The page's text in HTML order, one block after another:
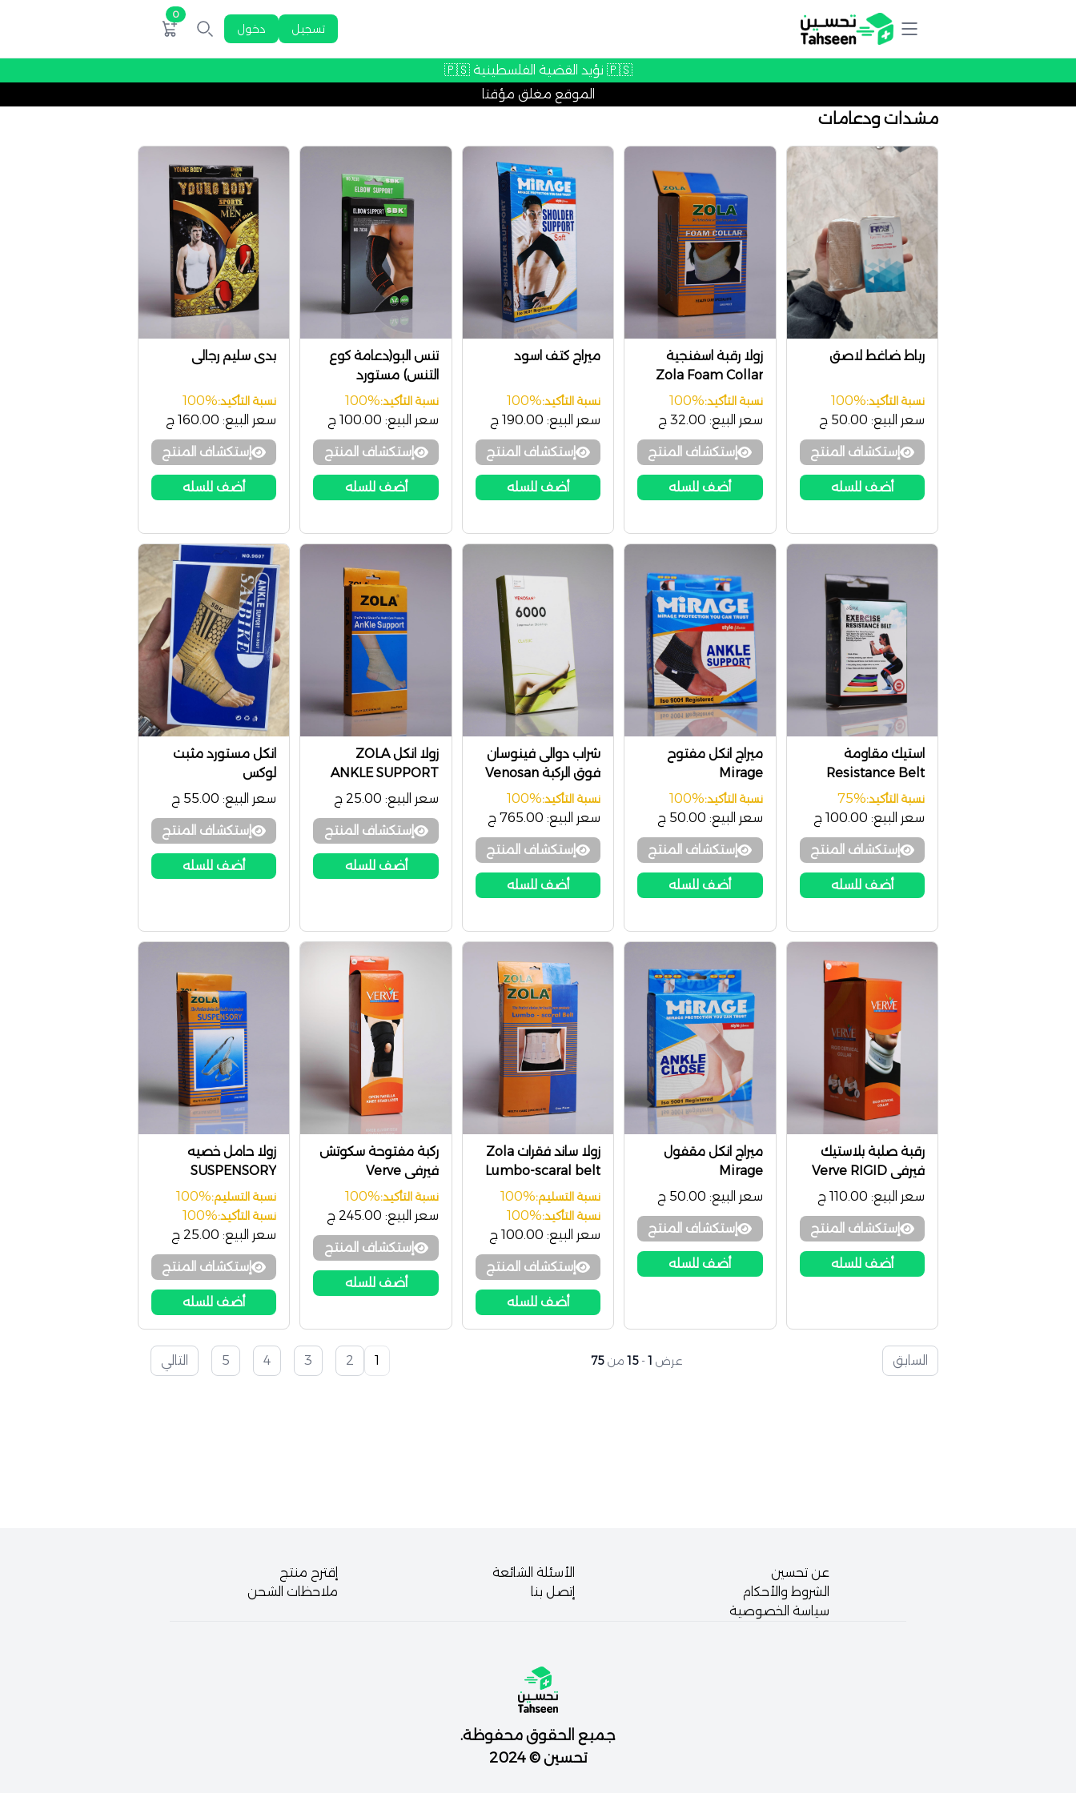
تسجيل دخول
0
🇵🇸 نؤيد القضية الفلسطينية 🇵🇸
الموقع مغلق مؤقتا
مشدات ودعامات
رباط ضاغط لاصق
نسبة التأكيد:100%
سعر البيع: 50.00 ج
إستكشاف المنتج
أضف للسله
زولا رقبة اسفنجية
Zola Foam Collar
نسبة التأكيد:100%
سعر البيع: 32.00 ج
إستكشاف المنتج
أضف للسله
ميراج كتف اسود
نسبة التأكيد:100%
سعر البيع: 190.00 ج
إستكشاف المنتج
أضف للسله
تنس البو(دعامة كوع
التنس) مستورد
Elbow Support SBK
نسبة التأكيد:100%
سعر البيع: 100.00 ج
إستكشاف المنتج
أضف للسله
بدى سليم رجالى
نسبة التأكيد:100%
سعر البيع: 160.00 ج
إستكشاف المنتج
أضف للسله
استيك مقاومة
Resistance Belt
نسبة التأكيد:75%
سعر البيع: 100.00 ج
إستكشاف المنتج
أضف للسله
ميراج انكل مفتوح
Mirage
نسبة التأكيد:100%
سعر البيع: 50.00 ج
إستكشاف المنتج
أضف للسله
شراب دوالى فينوسان
فوق الركبة Venosan
نسبة التأكيد:100%
سعر البيع: 765.00 ج
إستكشاف المنتج
أضف للسله
زولا انكل ZOLA
ANKLE SUPPORT
سعر البيع: 25.00 ج
إستكشاف المنتج
أضف للسله
انكل مستورد مثبت
لوكس
سعر البيع: 55.00 ج
إستكشاف المنتج
أضف للسله
رقبة صلبة بلاستيك
فيرفي Verve RIGID
CERVICAL COLLAR
سعر البيع: 110.00 ج
إستكشاف المنتج
أضف للسله
ميراج انكل مقفول
Mirage
سعر البيع: 50.00 ج
إستكشاف المنتج
أضف للسله
زولا ساند فقرات Zola
Lumbo-scaral belt
نسبة التسليم:100%
نسبة التأكيد:100%
سعر البيع: 100.00 ج
إستكشاف المنتج
أضف للسله
ركبة مفتوحة سكوتش
فيرفي Verve
نسبة التأكيد:100%
سعر البيع: 245.00 ج
إستكشاف المنتج
أضف للسله
زولا حامل خصيه
SUSPENSORY
نسبة التسليم:100%
نسبة التأكيد:100%
سعر البيع: 25.00 ج
إستكشاف المنتج
أضف للسله
السابق عرض 1
-
15 من75
1
2
3
4
5 التالي
عن تحسين
الشروط والأحكام
سياسة الخصوصية
الأسئلة الشائعة
إتصل بنا
إقترح منتج
ملاحظات الشحن
جميع الحقوق محفوظة.
تحسين © 2024